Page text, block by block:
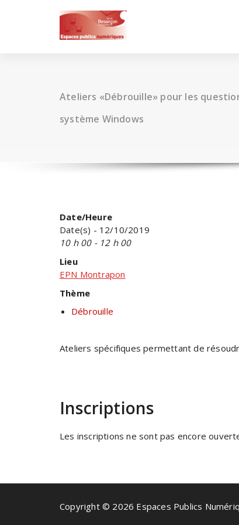
Ateliers «Débrouille» pour les
système Windows
Date/Heure
Date(s) - 12/10/2019
10 h 00 - 12 h 00
Lieu
EPN Montrapon
Thème
Débrouille
Ateliers spécifiques permettant de
Inscriptions
Les inscriptions ne sont pas encore
Copyright © 2026 Espaces Publics